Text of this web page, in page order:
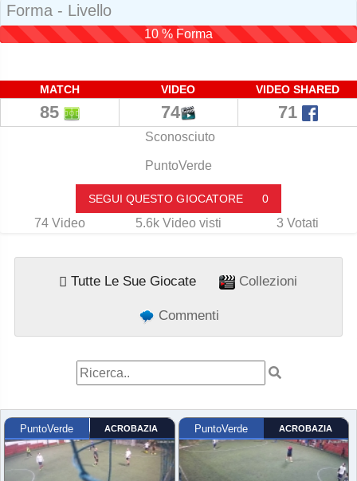
Forma - Livello
10 % Forma
MATCH VIDEO VIDEO SHARED
85 74 71
Sconosciuto
PuntoVerde
SEGUI QUESTO GIOCATORE 0
74 Video 5.6k Video visti 3 Votati
Tutte Le Sue Giocate Collezioni
Commenti
PuntoVerde ACROBAZIA PuntoVerde ACROBAZIA